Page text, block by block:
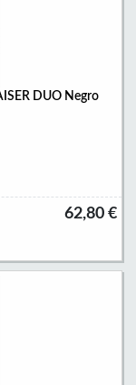
DUO Negro
62,80 €